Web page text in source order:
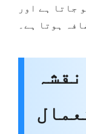
جاتا ہے اور
ہوتا ہے۔
نقشہ